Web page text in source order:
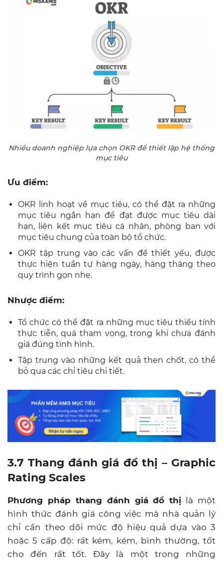
Nhiều doanh nghiệp lựa chọn OKR để thiết lập hệ thống
mục tiêu
Ưu điểm:
OKR linh hoạt về mục tiêu, có thể đặt ra những
mục tiêu ngắn hạn để đạt được mục tiêu dài
hạn, liên kết mục tiêu cá nhân, phòng ban với
mục tiêu chung của toàn bộ tổ chức.
OKR tập trung vào các vấn đề thiết yếu, được
thực hiện tuần tự hàng ngày, hàng tháng theo
quy trình gọn nhẹ.
Nhược điểm:
Tổ chức có thể đặt ra những mục tiêu thiếu tính
thực tiễn, quá tham vọng, trong khi chưa đánh
giá đúng tình hình.
Tập trung vào những kết quả then chốt, có thể
bỏ qua các chỉ tiêu chi tiết.
3.7 Thang đánh giá đồ thị – Graphic
Rating Scales
Phương pháp thang đánh giá đồ thị là một
hình thức đánh giá công việc mà nhà quản lý
chỉ cần theo dõi mức độ hiệu quả dựa vào 3
hoặc 5 cấp độ: rất kém, kém, bình thường, tốt
cho đến rất tốt. Đây là một trong những